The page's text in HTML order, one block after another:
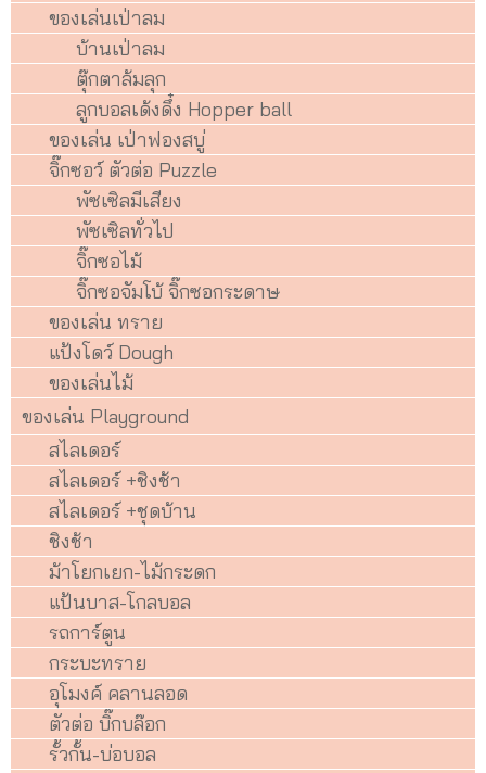
ของเล่นเป่าลม
บ้านเป่าลม
ตุ๊กตาล้มลุก
ลูกบอลเด้งดึ๋ง Hopper ball
ของเล่น เป่าฟองสบู่
จิ๊กซอว์ ตัวต่อ Puzzle
พัซเซิลมีเสียง
พัซเซิลทั่วไป
จิ๊กซอไม้
จิ๊กซอจัมโบ้ จิ๊กซอกระดาษ
ของเล่น ทราย
แป้งโดว์ Dough
ของเล่นไม้
ของเล่น Playground
สไลเดอร์
สไลเดอร์ +ชิงช้า
สไลเดอร์ +ชุดบ้าน
ชิงช้า
ม้าโยกเยก-ไม้กระดก
แป้นบาส-โกลบอล
รถการ์ตูน
กระบะทราย
อุโมงค์ คลานลอด
ตัวต่อ บิ๊กบล๊อก
รั้วกั้น-บ่อบอล